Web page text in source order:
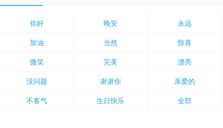
你好 晚安 永远
加油 当然 惊喜
微笑 完美 漂亮
没问题 谢谢你 亲爱的
不客气 生日快乐 全部